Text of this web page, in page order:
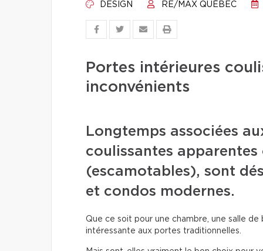
DESIGN RE/MAX QUÉBEC
Portes intérieures
inconvénients
Longtemps associées
coulissantes
(escamotables), sont
et condos modernes.
Que ce soit pour une chambre, une salle
intéressante aux portes traditionnelles.